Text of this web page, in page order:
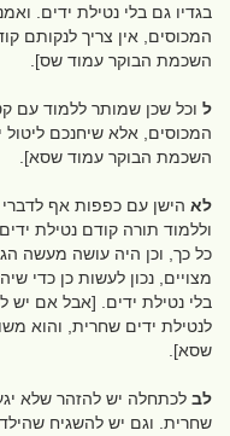
בגדיו גם בלי נטילת ידים.
המכוסים, אין צריך לנקותם
השכמת הבוקר עמוד שס].
ל וכל שכן שמותר ללמוד עם
המכוסים, אלא שיחנכם ליטול
השכמת הבוקר עמוד שסא].
לא הישן עם כפפות אף לדברי
וללמוד תורה קודם נטילת
כל כך, וכן היה עושה מעשה
מצויים, נכון לעשות כן כדי
בלי נטילת ידים. [אבל אם יש
לנטילת ידים שחרית, והוא
שסא].
לב לכתחלה יש להזהר שלא
שחרית. וגם יש להשגיח